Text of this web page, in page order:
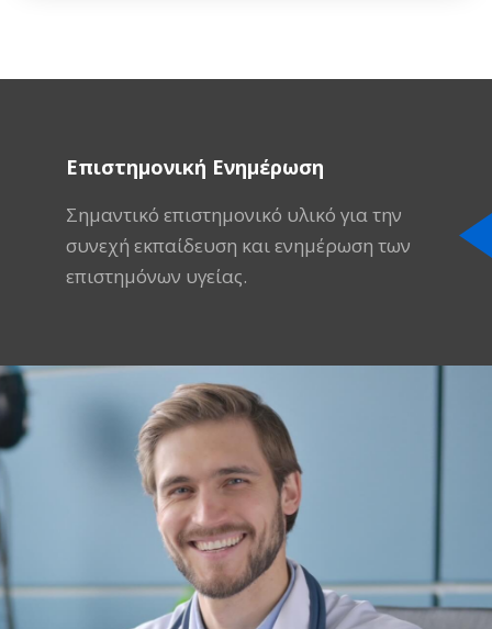
Επιστημονική Ενημέρωση
Σημαντικό επιστημονικό υλικό για την
συνεχή εκπαίδευση και ενημέρωση των
επιστημόνων υγείας.